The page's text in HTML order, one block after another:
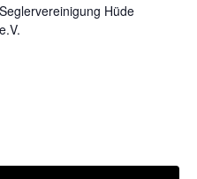
Seglervereinigung Hüde
e.V.